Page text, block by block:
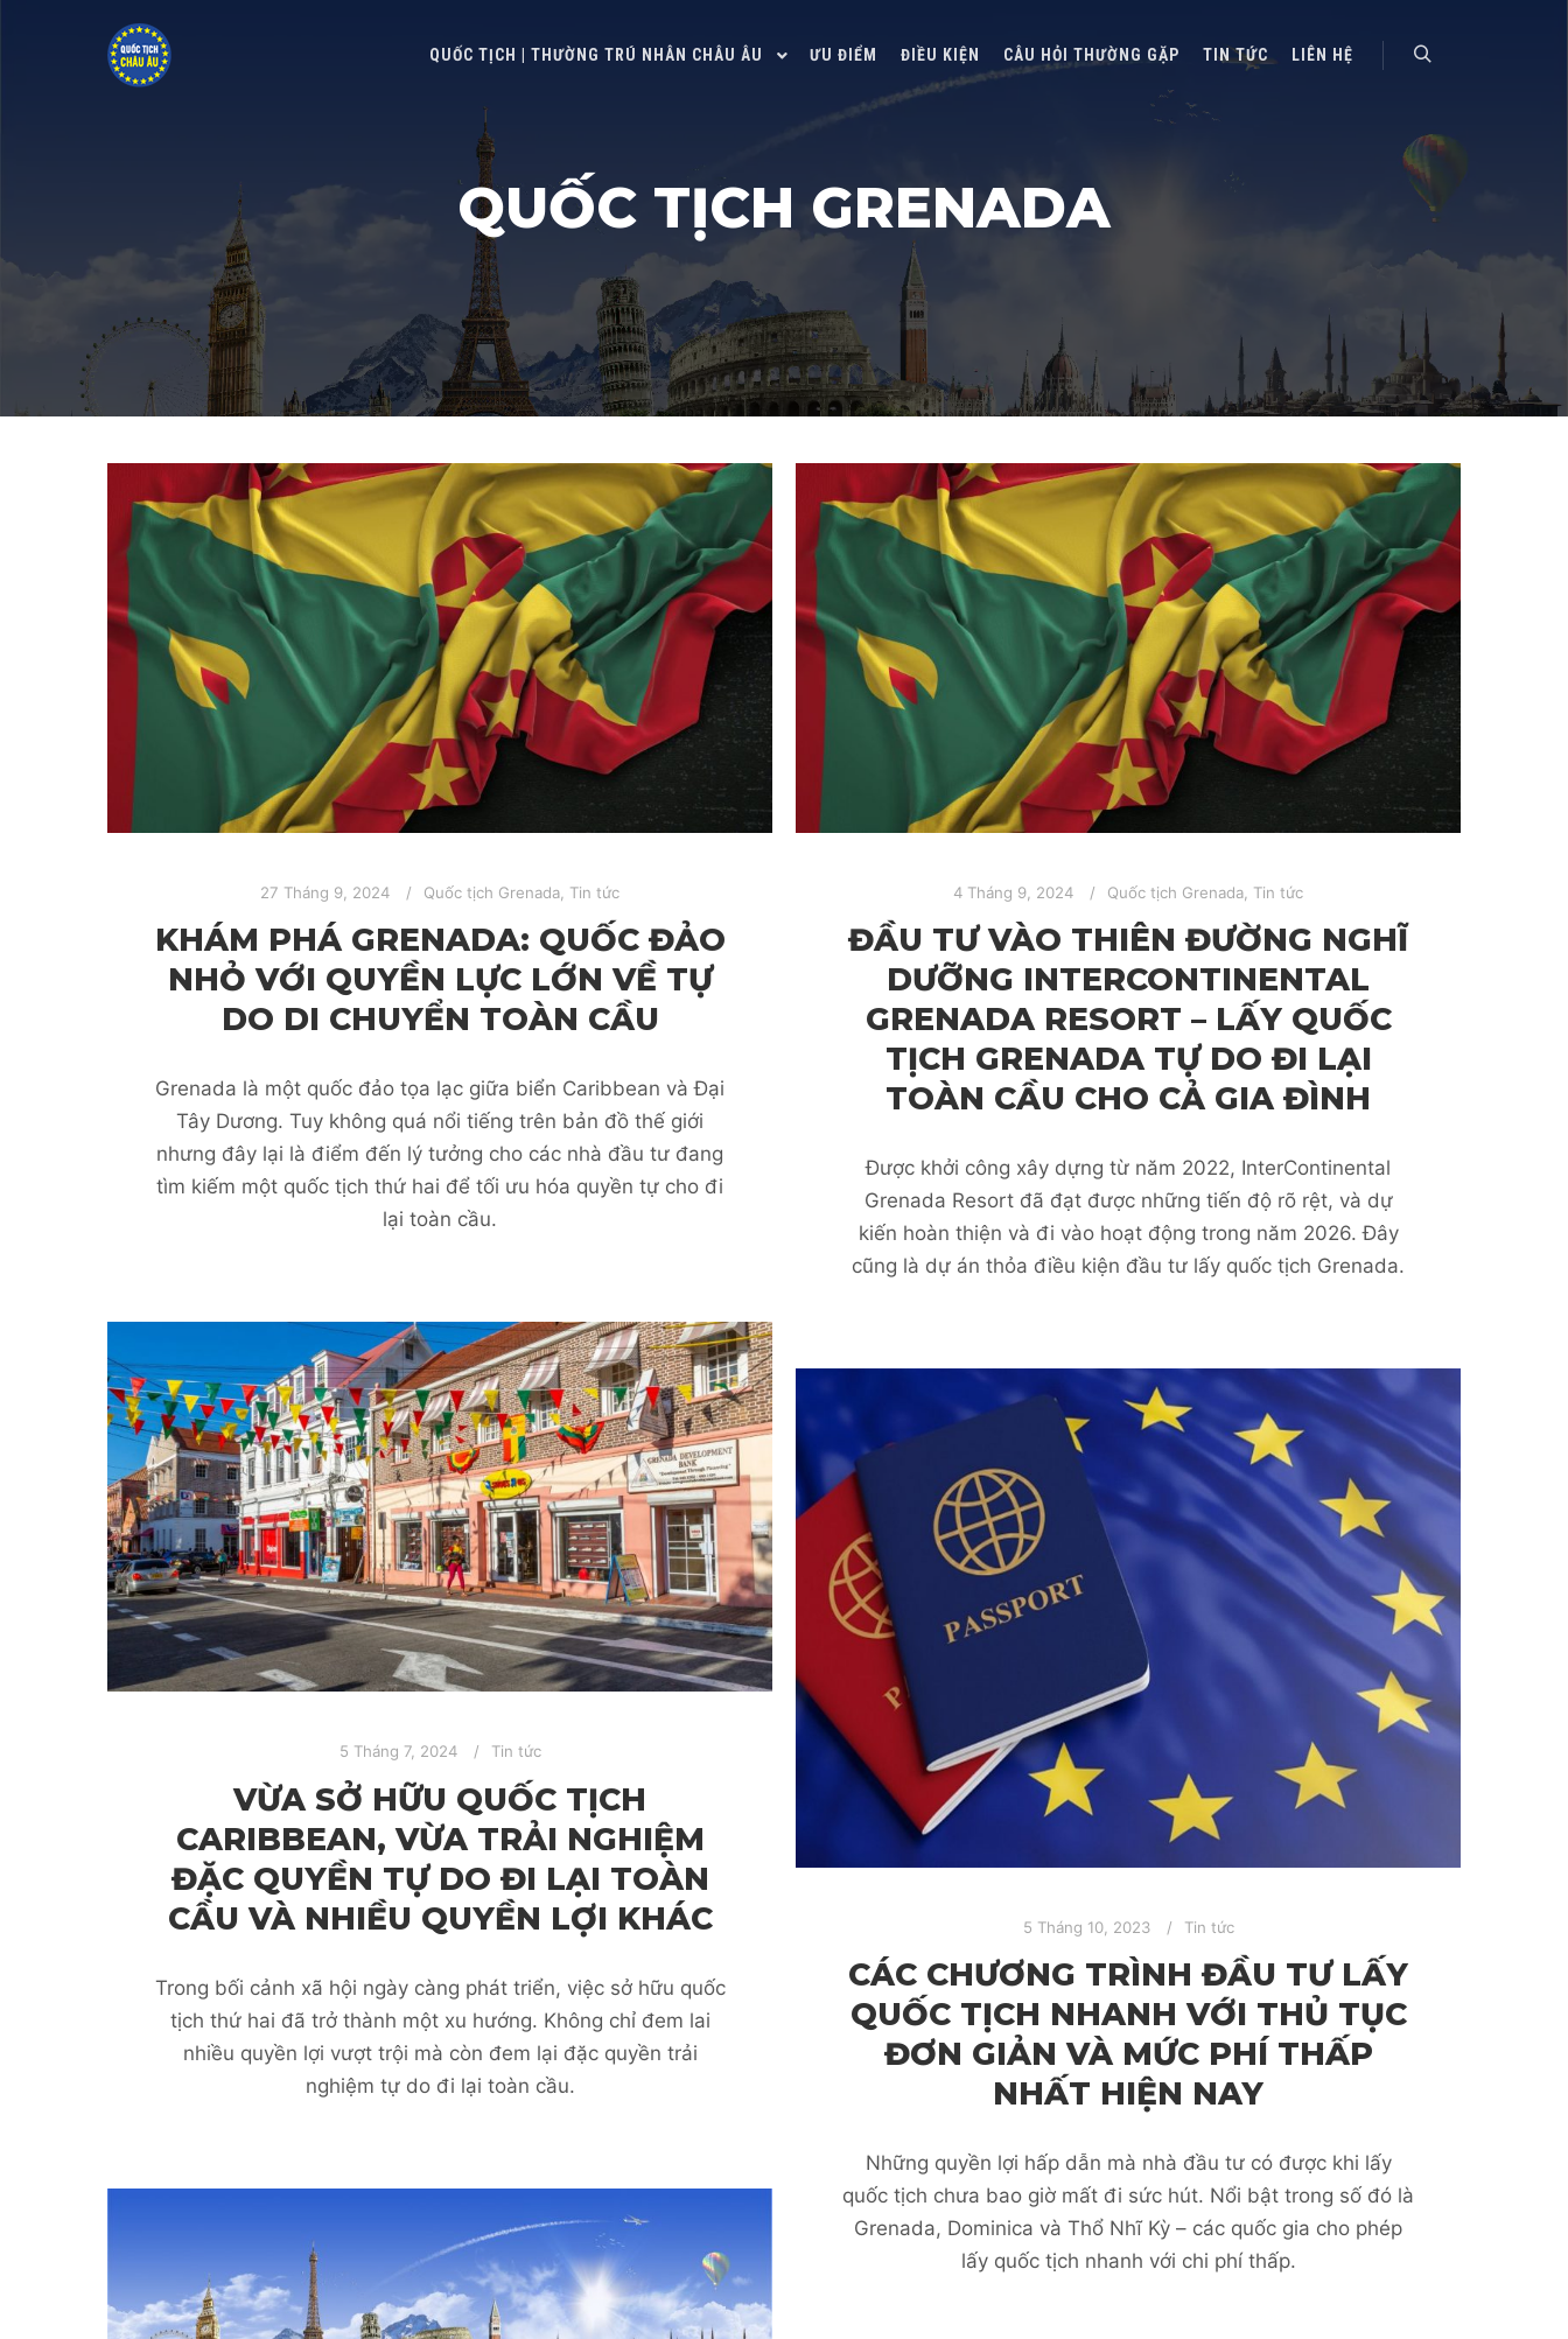
QUỐC TỊCH | THƯỜNG TRÚ NHÂN CHÂU ÂU ƯU ĐIỂM ĐIỀU KIỆN CÂU HỎI THƯỜNG GẶP TIN TỨC LIÊN HỆ
QUỐC TỊCH GRENADA
27 Tháng 9, 2024 Quốc tịch Grenada Tin tức
KHÁM PHÁ GRENADA: QUỐC ĐẢO
NHỎ VỚI QUYỀN LỰC LỚN VỀ TỰ
DO DI CHUYỂN TOÀN CẦU
Grenada là một quốc đảo tọa lạc giữa biển Caribbean và Đại
Tây Dương. Tuy không quá nổi tiếng trên bản đồ thế giới
nhưng đây lại là điểm đến lý tưởng cho các nhà đầu tư đang
tìm kiếm một quốc tịch thứ hai để tối ưu hóa quyền tự cho đi
lại toàn cầu.
4 Tháng 9, 2024 Quốc tịch Grenada Tin tức
ĐẦU TƯ VÀO THIÊN ĐƯỜNG NGHĨ
DƯỠNG INTERCONTINENTAL
GRENADA RESORT – LẤY QUỐC
TỊCH GRENADA TỰ DO ĐI LẠI
TOÀN CẦU CHO CẢ GIA ĐÌNH
Được khởi công xây dựng từ năm 2022, InterContinental
Grenada Resort đã đạt được những tiến độ rõ rệt, và dự
kiến hoàn thiện và đi vào hoạt động trong năm 2026. Đây
cũng là dự án thỏa điều kiện đầu tư lấy quốc tịch Grenada.
5 Tháng 7, 2024 Tin tức
VỪA SỞ HỮU QUỐC TỊCH
CARIBBEAN, VỪA TRẢI NGHIỆM
ĐẶC QUYỀN TỰ DO ĐI LẠI TOÀN
CẦU VÀ NHIỀU QUYỀN LỢI KHÁC
Trong bối cảnh xã hội ngày càng phát triển, việc sở hữu quốc
tịch thứ hai đã trở thành một xu hướng. Không chỉ đem lai
nhiều quyền lợi vượt trội mà còn đem lại đặc quyền trải
nghiệm tự do đi lại toàn cầu.
5 Tháng 10, 2023 Tin tức
CÁC CHƯƠNG TRÌNH ĐẦU TƯ LẤY
QUỐC TỊCH NHANH VỚI THỦ TỤC
ĐƠN GIẢN VÀ MỨC PHÍ THẤP
NHẤT HIỆN NAY
Những quyền lợi hấp dẫn mà nhà đầu tư có được khi lấy
quốc tịch chưa bao giờ mất đi sức hút. Nổi bật trong số đó là
Grenada, Dominica và Thổ Nhĩ Kỳ – các quốc gia cho phép
lấy quốc tịch nhanh với chi phí thấp.